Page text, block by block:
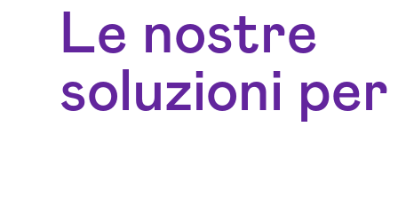
Le nostre
soluzioni